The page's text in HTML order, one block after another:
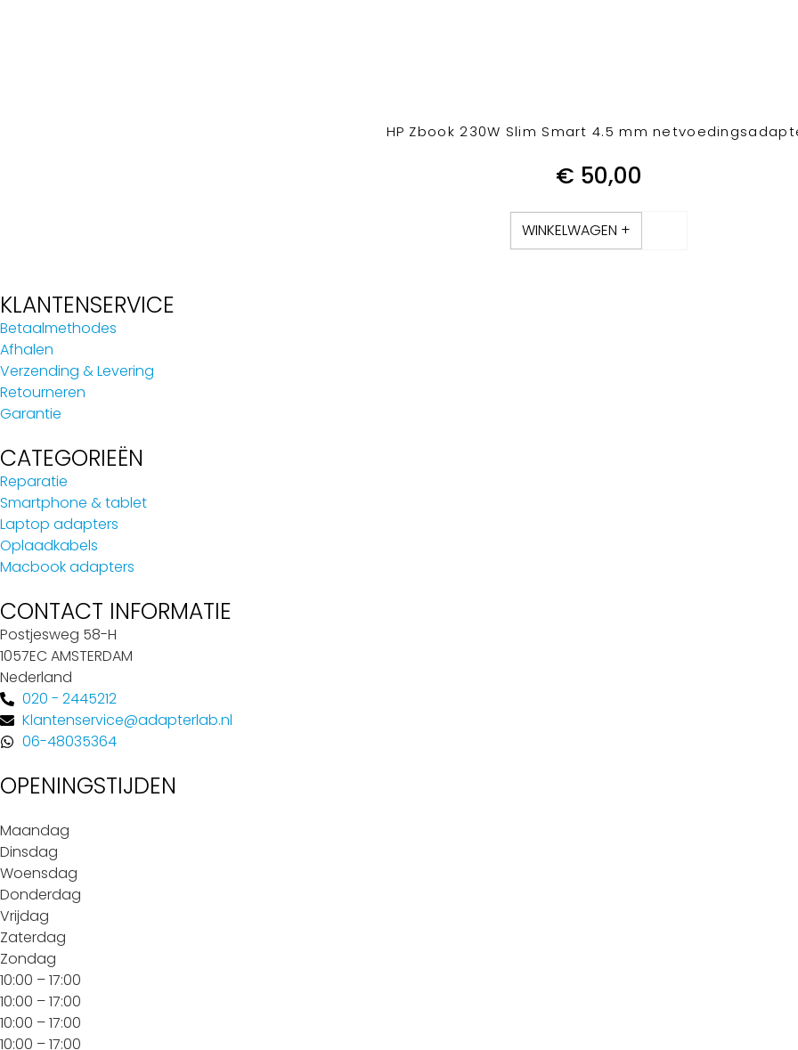
HP Zbook 230W Slim Smart 4.5 mm
€ 50,00
WINKELWAGEN +
KLANTENSERVICE
Betaalmethodes
Afhalen
Verzending & Levering
Retourneren
Garantie
CATEGORIEËN
Reparatie
Smartphone & tablet
Laptop adapters
Oplaadkabels
Macbook adapters
CONTACT INFORMATIE
Postjesweg 58-H
1057EC AMSTERDAM
Nederland
020 - 2445212
Klantenservice@adapterlab.nl
06-48035364
OPENINGSTIJDEN
Maandag
Dinsdag
Woensdag
Donderdag
Vrijdag
Zaterdag
Zondag
10:00 – 17:00
10:00 – 17:00
10:00 – 17:00
10:00 – 17:00